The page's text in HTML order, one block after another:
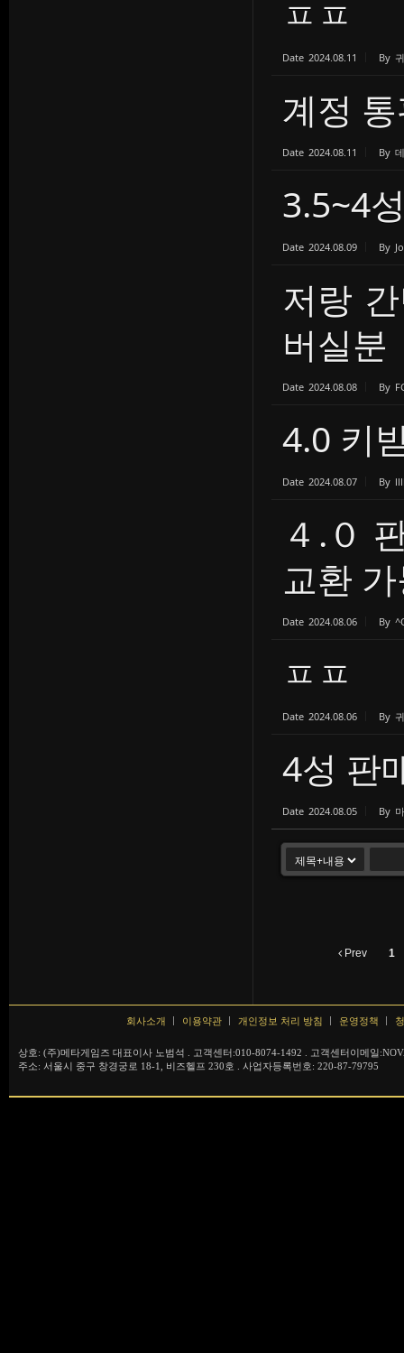
ㅍㅍ
Date 2024.08.11 By
계정
Date 2024.08.11 By
3.5~4
Date 2024.08.09 By
저랑
버실분
Date 2024.08.08 By
4.0 키
Date 2024.08.07 By
４.０
교환
Date 2024.08.06 By
ㅍㅍ
Date 2024.08.06 By
4성 판
Date 2024.08.05 By
Prev 1
회사소개 이용약관 개인정보 처리 방침 운영정책
상호: (주)메타게임즈 대표이사 노범석 . 고객센터:010-8074-1492 . 고객센터이메일
주소: 서울시 중구 창경궁로 18-1, 비즈헬프 230호 . 사업자등록번호: 220-87-79795